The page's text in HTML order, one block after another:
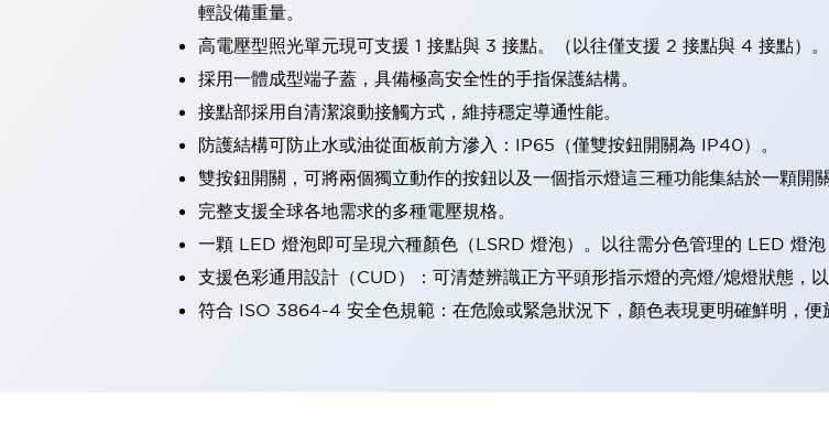
降低機床成本的技巧簡單的讓人意外
尋找讓機床更小型化的可能性
從外觀設計的觀點提升機床的附加價值
預防導致機器故障的「瞬停」
3位置促動開關確保綜合加工中心機的安全性
使人機協作更安全、更高效
發揮協作機器人潛力的安全措施 瀏覽全部
提高半導體製造裝置設計自由度的方法
瞬間完成開關的更換，避免停機時間拉長
輕設備重量。
高電壓型照光單元現可支援 1 接點與 3 接點。（以往僅支援 2 接點與 4 接點）。
採用一體成型端子蓋，具備極高安全性的手指保護結構。
接點部採用自清潔滾動接觸方式，維持穩定導通性能。
防護結構可防止水或油從面板前方滲入：IP65（僅雙按鈕開關為 IP40）。
雙按鈕開關，可將兩個獨立動作的按鈕以及一個指示燈這三種功能集結於一顆開關
完整支援全球各地需求的多種電壓規格。
一顆 LED 燈泡即可呈現六種顏色（LSRD 燈泡）。以往需分色管理的 LED 燈泡
支援色彩通用設計（CUD）：可清楚辨識正方平頭形指示燈的亮燈/熄燈狀態，以
符合 ISO 3864-4 安全色規範：在危險或緊急狀況下，顏色表現更明確鮮明，便